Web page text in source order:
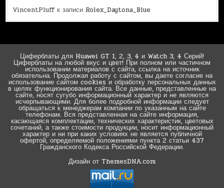
VincentPluffк записи Rolex_Daytona_Blue
Циферблаты для Huawei GT 1, 2, 3, 4 и Watch 3, 4 Серий!
Циферблаты на любой вкус и цвет! При полном или частичном
использовании материалов с сайта, ссылка на источник
обязательна. Продолжая работу с сайтом, вы даете согласие на
использование сайтом cookies и обработку персональных данных
в целях функционирования сайта. Все данные, представленные на
сайте, носят сугубо информационный характер и не являются
исчерпывающими. Для более подробной информации следует
обращаться к менеджерам компании по указанным на сайте
телефонам. Вся представленная на сайте информация,
касающаяся комплектации, технических характеристик, цветовых
сочетаний, а также стоимости продукции, носит информационный
характер и ни при каких условиях не является публичной
офертой, определяемой положениями пункта 2 статьи 437
Гражданского Кодекса Российской Федерации.
Дизайн от ThemesDNA.com